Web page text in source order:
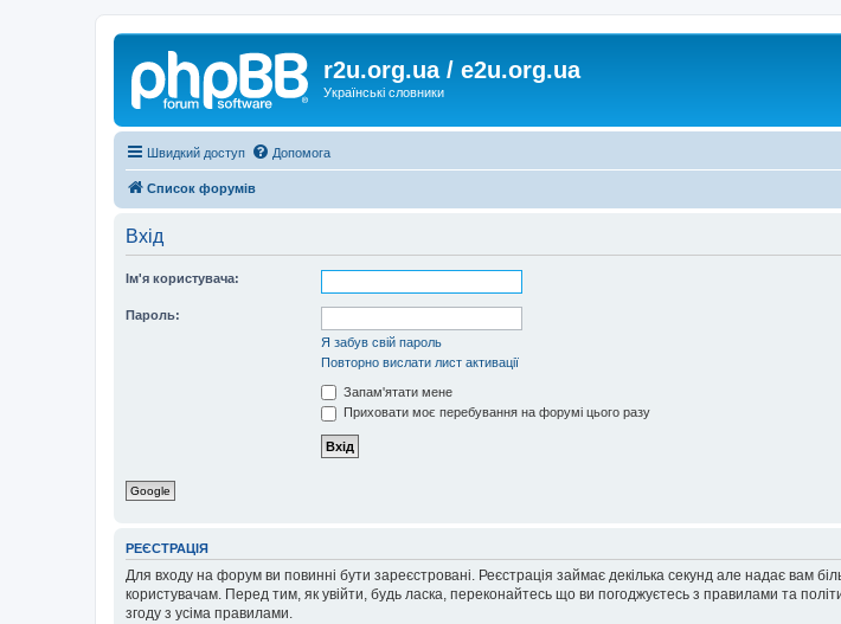
r2u.org.ua / e2u.org.ua
Українські словники
Швидкий доступ Допомога
Список форумів
Вхід
Ім'я користувача:
Пароль:
Я забув свій пароль
Повторно вислати лист активації
Запам'ятати мене
Приховати моє перебування на форумі цього разу
Google
РЕЄСТРАЦІЯ
Для входу на форум ви повинні бути зареєстровані. Реєстрація займає декілька секунд але надає вам
користувачам. Перед тим, як увійти, будь ласка, переконайтесь що ви погоджуєтесь з правилами та
згоду з усіма правилами.